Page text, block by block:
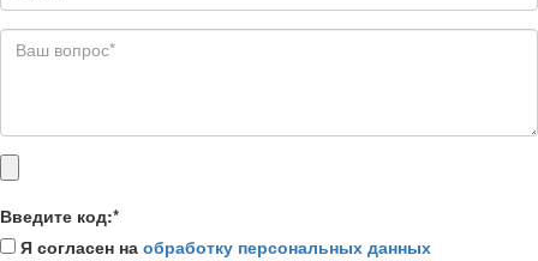
Введите код:*
Я согласен на обработку персональных данных